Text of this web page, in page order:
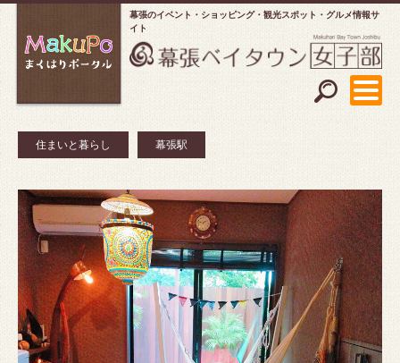
幕張のイベント・ショッピング
観光スポット・グルメ情報サ
イト
住まいと暮らし 幕張駅